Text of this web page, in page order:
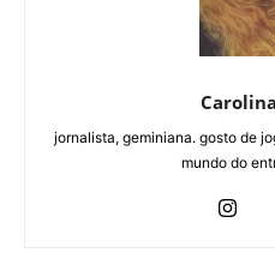
jornalista, geminiana. gosto de
mundo do